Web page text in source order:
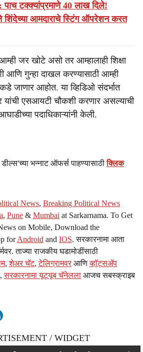
टक्क्यांप्रमाणे 40 लाख दिले!
शिंदेच्या आमदाराचे स्टिंग ऑपरेशन करत
जर खोटे असो तर आम्हालाही शिक्षा
आणि गुन्हा दाखल करण्यासाठी आम्ही
जाणार आहोत. या व्हिडिओ संदर्भात
यांची एसआयटी चौकशी करणार असल्याची
पदाधिकाऱ्यांनी केली.
भन्नाट ऑफर्स पाहण्यासाठीक्लिक
News, Breaking Political News
, Pune & Mumbai at Sarkarnama. To Get
on Mobile, Download the
forAndroid and IOS. सरकारनामा आता
ताज्या राजकीय घडामोडींसाठी
,शेअर चॅट,टेलिग्रामवर आणिव्हॉट्सॲप
सरकारनामा यूट्यूब चॅनेलला आजच सबस्क्राइब
/ WIDGET